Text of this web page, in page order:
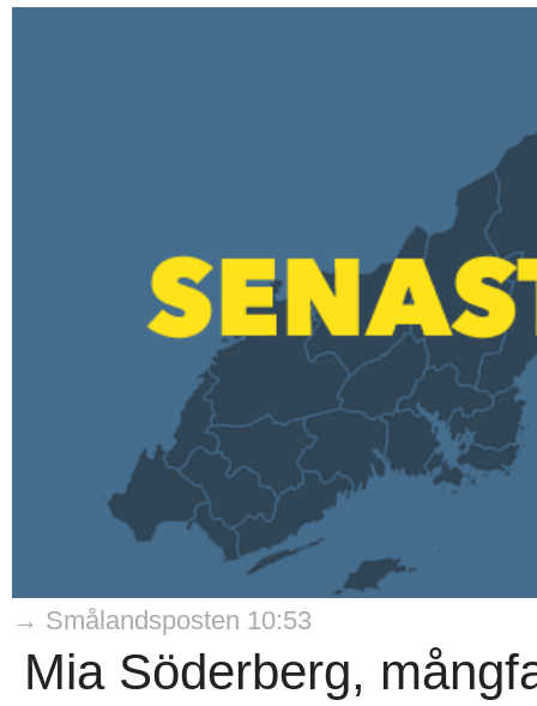
→ Smålandsposten 10:53
Mia Söderberg,